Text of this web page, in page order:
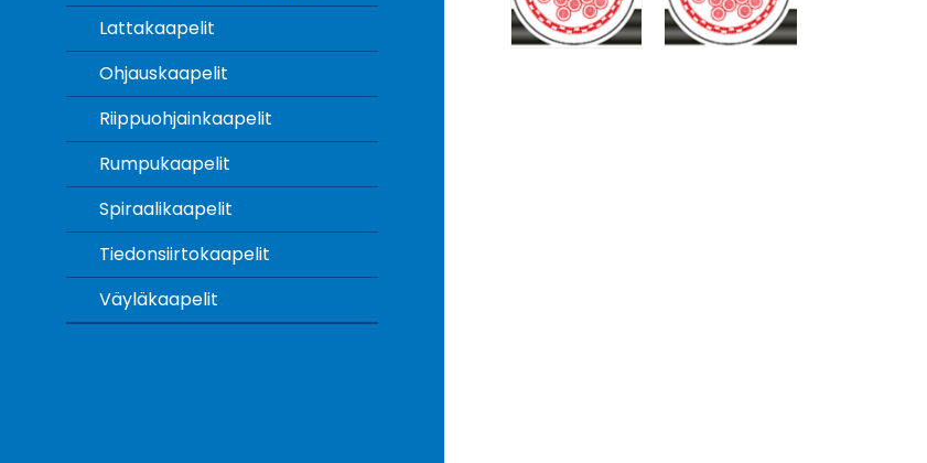
Lattakaapelit
Ohjauskaapelit
Riippuohjainkaapelit
Rumpukaapelit
Spiraalikaapelit
Tiedonsiirtokaapelit
Väyläkaapelit